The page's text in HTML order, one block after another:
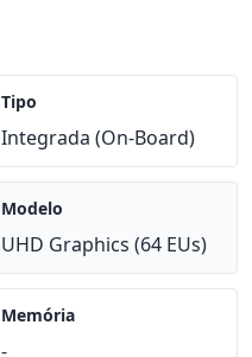
Tipo
Integrada (On-Board)
Modelo
UHD Graphics (64 EUs)
Memória
-